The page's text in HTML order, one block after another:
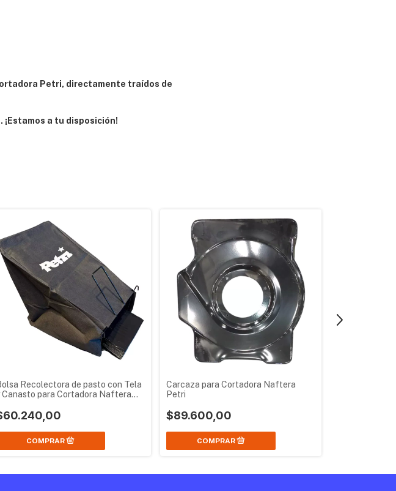
Petri, directamente traídos de
a tu disposición!
Recolectora de pasto con Tela
Canasto para Cortadora Naftera
Carcaza para Cortadora Naftera
Petri
$89.600,00